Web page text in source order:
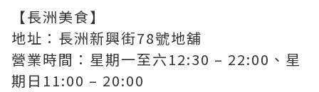
【長洲美食】
地址：長洲新興街78號地舖
營業時間：星期一至六12:30 – 22:00、星
期日11:00 – 20:00